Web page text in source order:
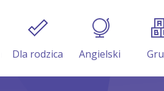
Dla rodzica Angielski